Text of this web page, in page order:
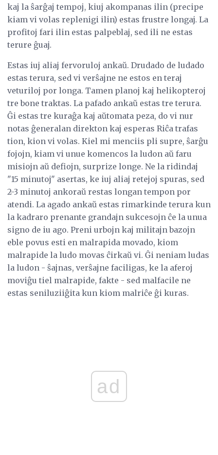
kaj la ŝarĝaj tempoj, kiuj akompanas ilin (precipe
kiam vi volas replenigi ilin) ​​estas frustre longaj. La
profitoj fari ilin estas palpeblaj, sed ili ne estas
terure ĝuaj.
Estas iuj aliaj fervoruloj ankaŭ. Drudado de ludado
estas terura, sed vi verŝajne ne estos en teraj
veturiloj por longa. Tamen planoj kaj helikopteroj
tre bone traktas. La pafado ankaŭ estas tre terura.
Ĝi estas tre kuraĝa kaj aŭtomata peza, do vi nur
notas ĝeneralan direkton kaj esperas Riĉa trafas
tion, kion vi volas. Kiel mi menciis pli supre, ŝarĝu
fojojn, kiam vi unue komencos la ludon aŭ faru
misiojn aŭ defiojn, surprize longe. Ne la ridindaj
"15 minutoj" asertas, ke iuj aliaj retejoj spuras, sed
2-3 minutoj ankoraŭ restas longan tempon por
atendi. La agado ankaŭ estas rimarkinde terura kun
la kadraro prenante grandajn sukcesojn ĉe la unua
signo de iu ago. Preni urbojn kaj militajn bazojn
eble povus esti en malrapida movado, kiom
malrapide la ludo movas ĉirkaŭ vi. Ĝi neniam ludas
la ludon - ŝajnas, verŝajne faciligas, ke la aferoj
moviĝu tiel malrapide, fakte - sed malfacile ne
estas seniluziiĝita kun kiom malriĉe ĝi kuras.
ad